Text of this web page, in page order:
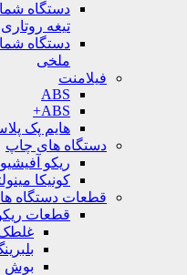
دستگاه
تیغه روتاری
دستگاه
ملخی
فیلامنت
ABS
ABS+
هایم پک
دستگاه های چاپ
ریکو آفیشیو
کونیکا
قطعات دستگاه
قطعات
بوش